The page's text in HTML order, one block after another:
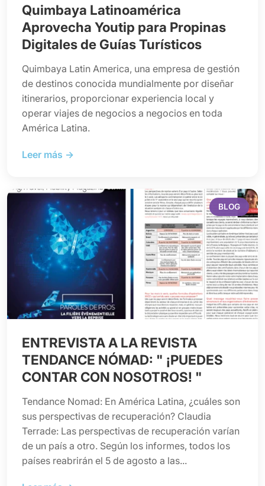
Quimbaya Latinoamérica
Aprovecha Youtip para Propinas
Digitales de Guías Turísticos
Quimbaya Latin America, una empresa de gestión
de destinos conocida mundialmente por diseñar
itinerarios, proporcionar experiencia local y
operar viajes de negocios a negocios en toda
América Latina.
Leer más →
BLOG
ENTREVISTA A LA REVISTA
TENDANCE NÓMAD: " ¡PUEDES
CONTAR CON NOSOTROS! "
Tendance Nomad: En América Latina, ¿cuáles son
sus perspectivas de recuperación? Claudia
Terrade: Las perspectivas de recuperación varían
de un país a otro. Según los informes, todos los
países reabrirán el 5 de agosto a las...